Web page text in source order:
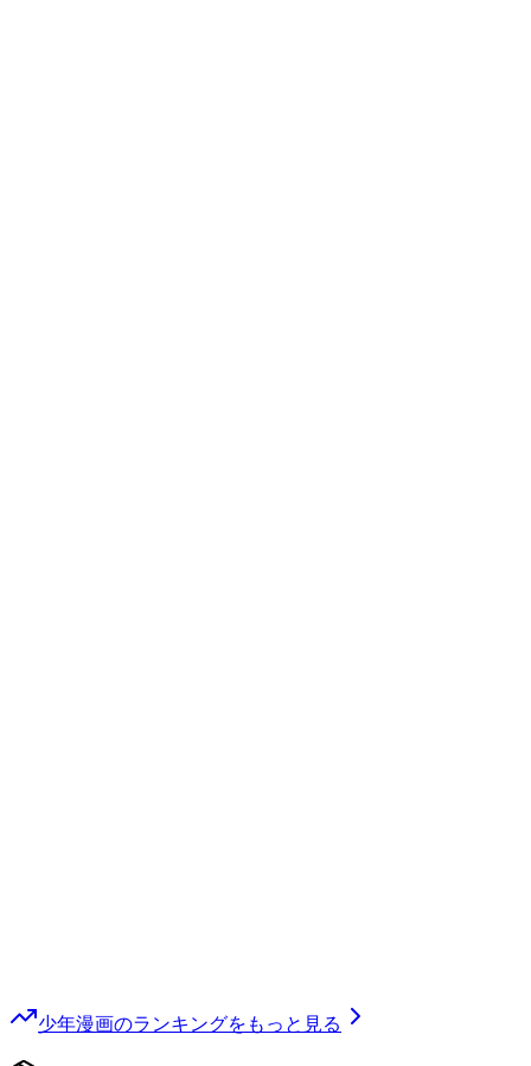
少年漫画のランキングをもっと見る